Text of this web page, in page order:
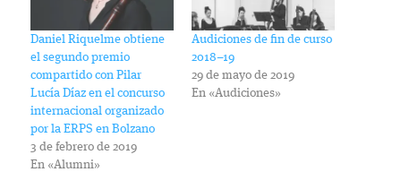
Daniel Riquelme obtiene
el segundo premio
compartido con Pilar
Lucía Díaz en el concurso
internacional organizado
por la ERPS en Bolzano
3 de febrero de 2019
En «Alumni»
Audiciones de fin de curso
2018–19
29 de mayo de 2019
En «Audiciones»